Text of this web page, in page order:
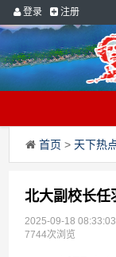
登录 注册
首页 > 天下热
北大副校长任
2025-09-18 08:33:03
7744次浏览